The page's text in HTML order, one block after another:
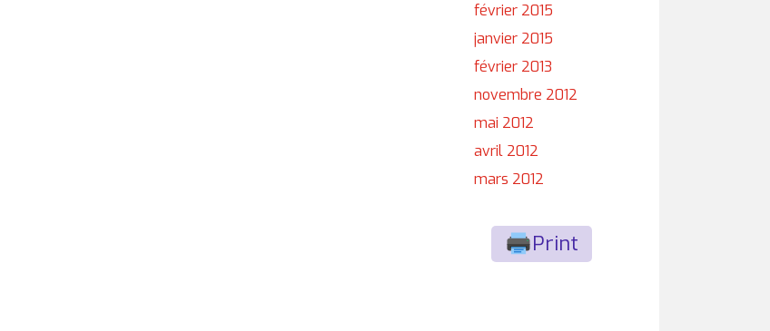
février 2015
janvier 2015
février 2013
novembre 2012
mai 2012
avril 2012
mars 2012
Print